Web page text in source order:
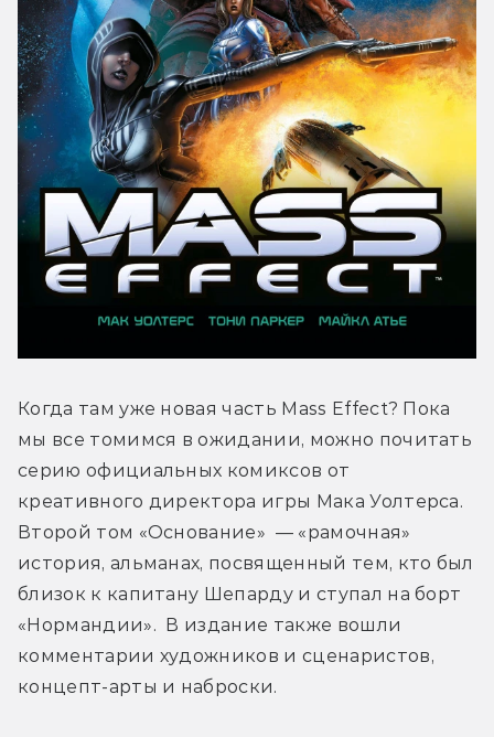
Когда там уже новая часть Mass Effect? Пока
мы все томимся в ожидании, можно почитать
серию официальных комиксов от
креативного директора игры Мака Уолтерса.
Второй том «Основание»  — «рамочная»
история, альманах, посвященный тем, кто был
близок к капитану Шепарду и ступал на борт
«Нормандии».  В издание также вошли
комментарии художников и сценаристов,
концепт-арты и наброски.